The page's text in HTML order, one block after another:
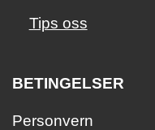
Tips oss
BETINGELSER
Personvern